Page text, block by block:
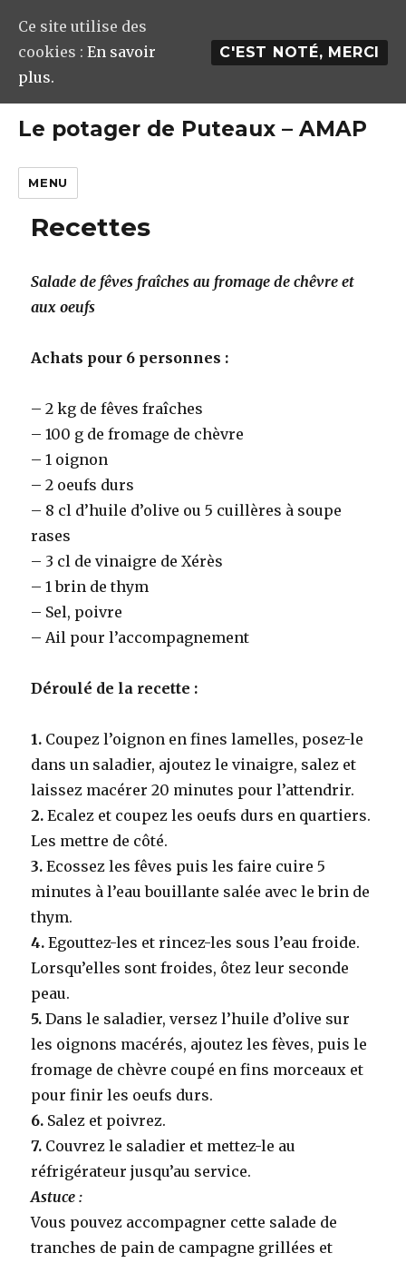
Le potager de Puteaux – AMAP
MENU
Recettes
Salade de fêves fraîches au fromage de chêvre et
aux oeufs
Achats pour 6 personnes :
– 2 kg de fêves fraîches
– 100 g de fromage de chèvre
– 1 oignon
– 2 oeufs durs
– 8 cl d’huile d’olive ou 5 cuillères à soupe
rases
– 3 cl de vinaigre de Xérès
– 1 brin de thym
– Sel, poivre
– Ail pour l’accompagnement
Déroulé de la recette :
1. Coupez l’oignon en fines lamelles, posez-le
dans un saladier, ajoutez le vinaigre, salez et
laissez macérer 20 minutes pour l’attendrir.
2. Ecalez et coupez les oeufs durs en quartiers.
Les mettre de côté.
3. Ecossez les fêves puis les faire cuire 5
minutes à l’eau bouillante salée avec le brin de
thym.
4. Egouttez-les et rincez-les sous l’eau froide.
Lorsqu’elles sont froides, ôtez leur seconde
peau.
5. Dans le saladier, versez l’huile d’olive sur
les oignons macérés, ajoutez les fèves, puis le
fromage de chèvre coupé en fins morceaux et
pour finir les oeufs durs.
6. Salez et poivrez.
7. Couvrez le saladier et mettez-le au
réfrigérateur jusqu’au service.
Astuce :
Vous pouvez accompagner cette salade de
tranches de pain de campagne grillées et
Ce site utilise des
cookies : En savoir
plus.
C'EST NOTÉ, MERCI